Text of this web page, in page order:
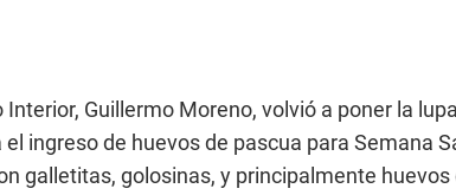
Guillermo Moreno, volvió a poner la
ingreso de huevos de pascua para Semana
galletitas, golosinas, y principalmente huevos